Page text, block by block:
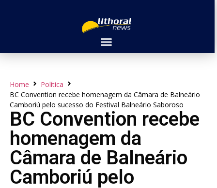
Home
Política
BC Convention recebe homenagem da Câmara de Balneário
Camboriú pelo sucesso do Festival Balneário Saboroso
BC Convention recebe
homenagem da
Câmara de Balneário
Camboriú pelo